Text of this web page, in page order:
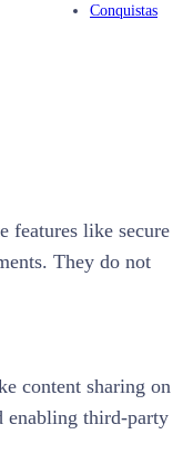
Conquistas
features like secure
They do not
content sharing on
enabling third-party